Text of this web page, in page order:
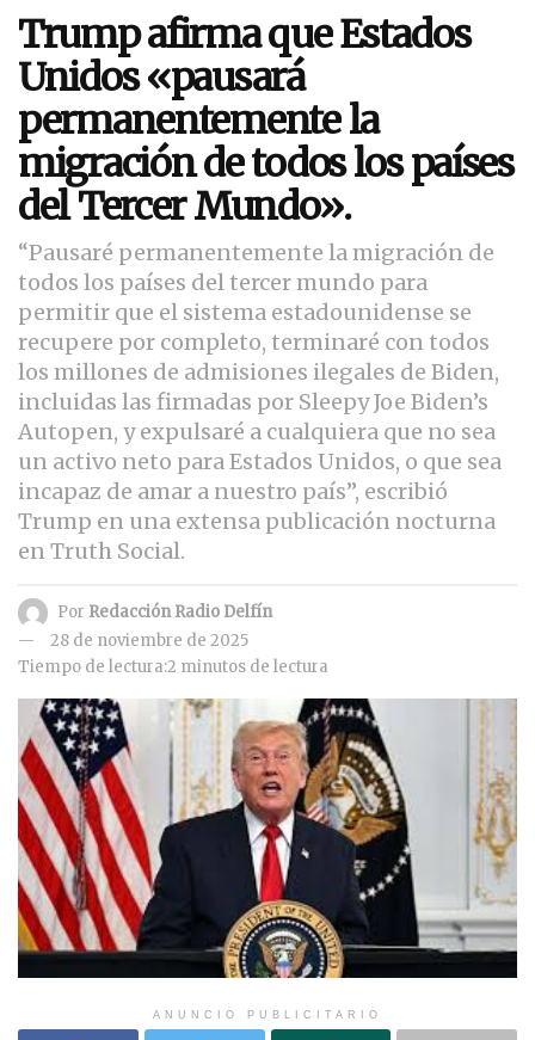
Trump afirma que Estados
Unidos «pausará
permanentemente la
migración de todos los países
del Tercer Mundo».
“Pausaré permanentemente la migración de
todos los países del tercer mundo para
permitir que el sistema estadounidense se
recupere por completo, terminaré con todos
los millones de admisiones ilegales de Biden,
incluidas las firmadas por Sleepy Joe Biden’s
Autopen, y expulsaré a cualquiera que no sea
un activo neto para Estados Unidos, o que sea
incapaz de amar a nuestro país”, escribió
Trump en una extensa publicación nocturna
en Truth Social.
Por Redacción Radio Delfín
28 de noviembre de 2025
Tiempo de lectura:2 minutos de lectura
ANUNCIO PUBLICITARIO